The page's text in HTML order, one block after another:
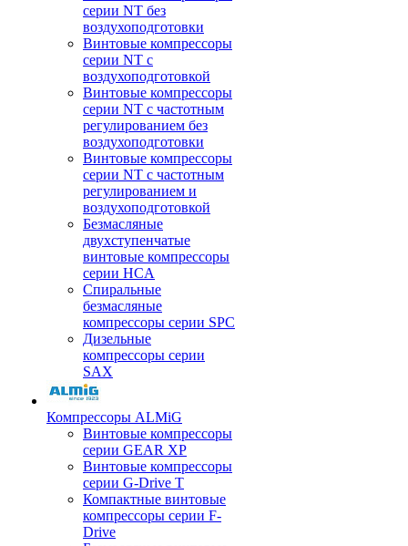
серии NT без
воздухоподготовки
Винтовые компрессоры
серии NT c
воздухоподготовкой
Винтовые компрессоры
серии NT с частотным
регулированием без
воздухоподготовки
Винтовые компрессоры
серии NT с частотным
регулированием и
воздухоподготовкой
Безмасляные
двухступенчатые
винтовые компрессоры
серии HCA
Спиральные
безмасляные
компрессоры серии SPC
Дизельные
компрессоры серии
SAX
Компрессоры ALMiG
Винтовые компрессоры
серии GEAR XP
Винтовые компрессоры
серии G-Drive T
Компактные винтовые
компрессоры серии F-
Drive